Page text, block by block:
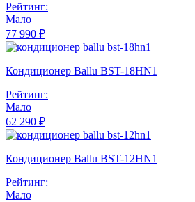
Рейтинг:
Мало
77 990 ₽
Кондиционер Ballu BST-18HN1
Рейтинг:
Мало
62 290 ₽
Кондиционер Ballu BST-12HN1
Рейтинг:
Мало